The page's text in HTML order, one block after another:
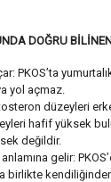
DOĞRU
PKOS’ta
yol açmaz.
düzeyleri
hafif yüksek
değildir.
gelir: